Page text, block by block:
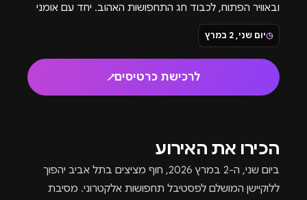
ובאוויר הפתוח, לכבוד חג התחפושות האהוב. יחד עם אומני
טכנו מובילים נחגוג את פורים!
◷יום שני, 2 במרץ
לרכישת כרטיסים↗
הכירו את האירוע
ביום שני, ה-2 במרץ 2026, חוף מציצים בתל אביב יהפוך
ללוקיישן המושלם לפסטיבל תחפושות אלקטרוני. מסיבת